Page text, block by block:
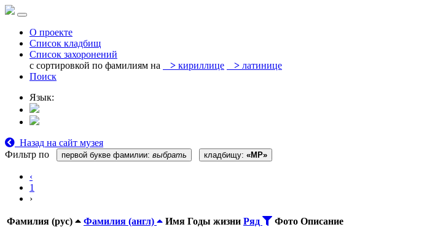
О проекте
Список кладбищ
Список захоронений
с сортировкой по фамилиям на
> кириллице > латинице
Поиск
Язык:
Назад на сайт музея
Фильтр по
первой букве фамилии: выбрать кладбищу: «MP»
‹
1
›
Фамилия (рус) Фамилия (англ) Имя Годы жизни Ряд Фото Описание